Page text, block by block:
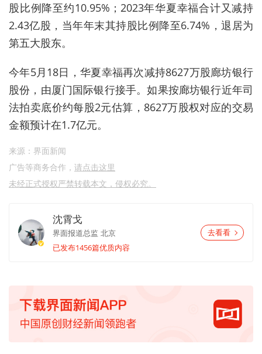
股比例降至约10.95%；2023年华夏幸福合计又减持
2.43亿股，当年年末其持股比例降至6.74%，退居为
第五大股东。
今年5月18日，华夏幸福再次减持8627万股廊坊银行
股份，由厦门国际银行接手。如果按廊坊银行近年司
法拍卖底价约每股2元估算，8627万股权对应的交易
金额预计在1.7亿元。
来源：界面新闻
广告等商务合作， 请点击这里
未经正式授权严禁转载本文，侵权必究。
沈霄戈
界面报道总监 北京
已发布1456篇优质内容
去看看